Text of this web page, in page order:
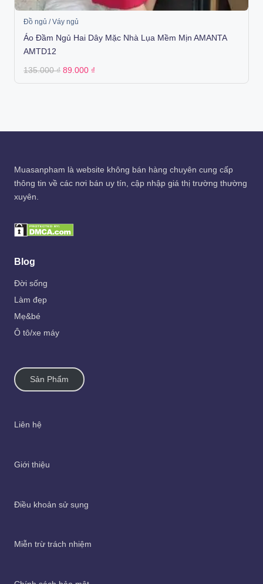
Đồ ngủ / Váy ngủ
Áo Đầm Ngủ Hai Dây Mặc Nhà Lụa Mềm Mịn AMANTA
AMTD12
135.000₫ Original
was:
89.000 ₫
is:
Muasanpham là website không bán hàng chuyên cung cấp
thông tin về các nơi bán uy tín, cập nhập giá thị trường thường
xuyên.
Blog
Đời sống
Làm đẹp
Mẹ&bé
Ô tô/xe máy
Sản Phẩm
Liên hệ
Giới thiệu
Điều khoản sử sụng
Miễn trừ trách nhiệm